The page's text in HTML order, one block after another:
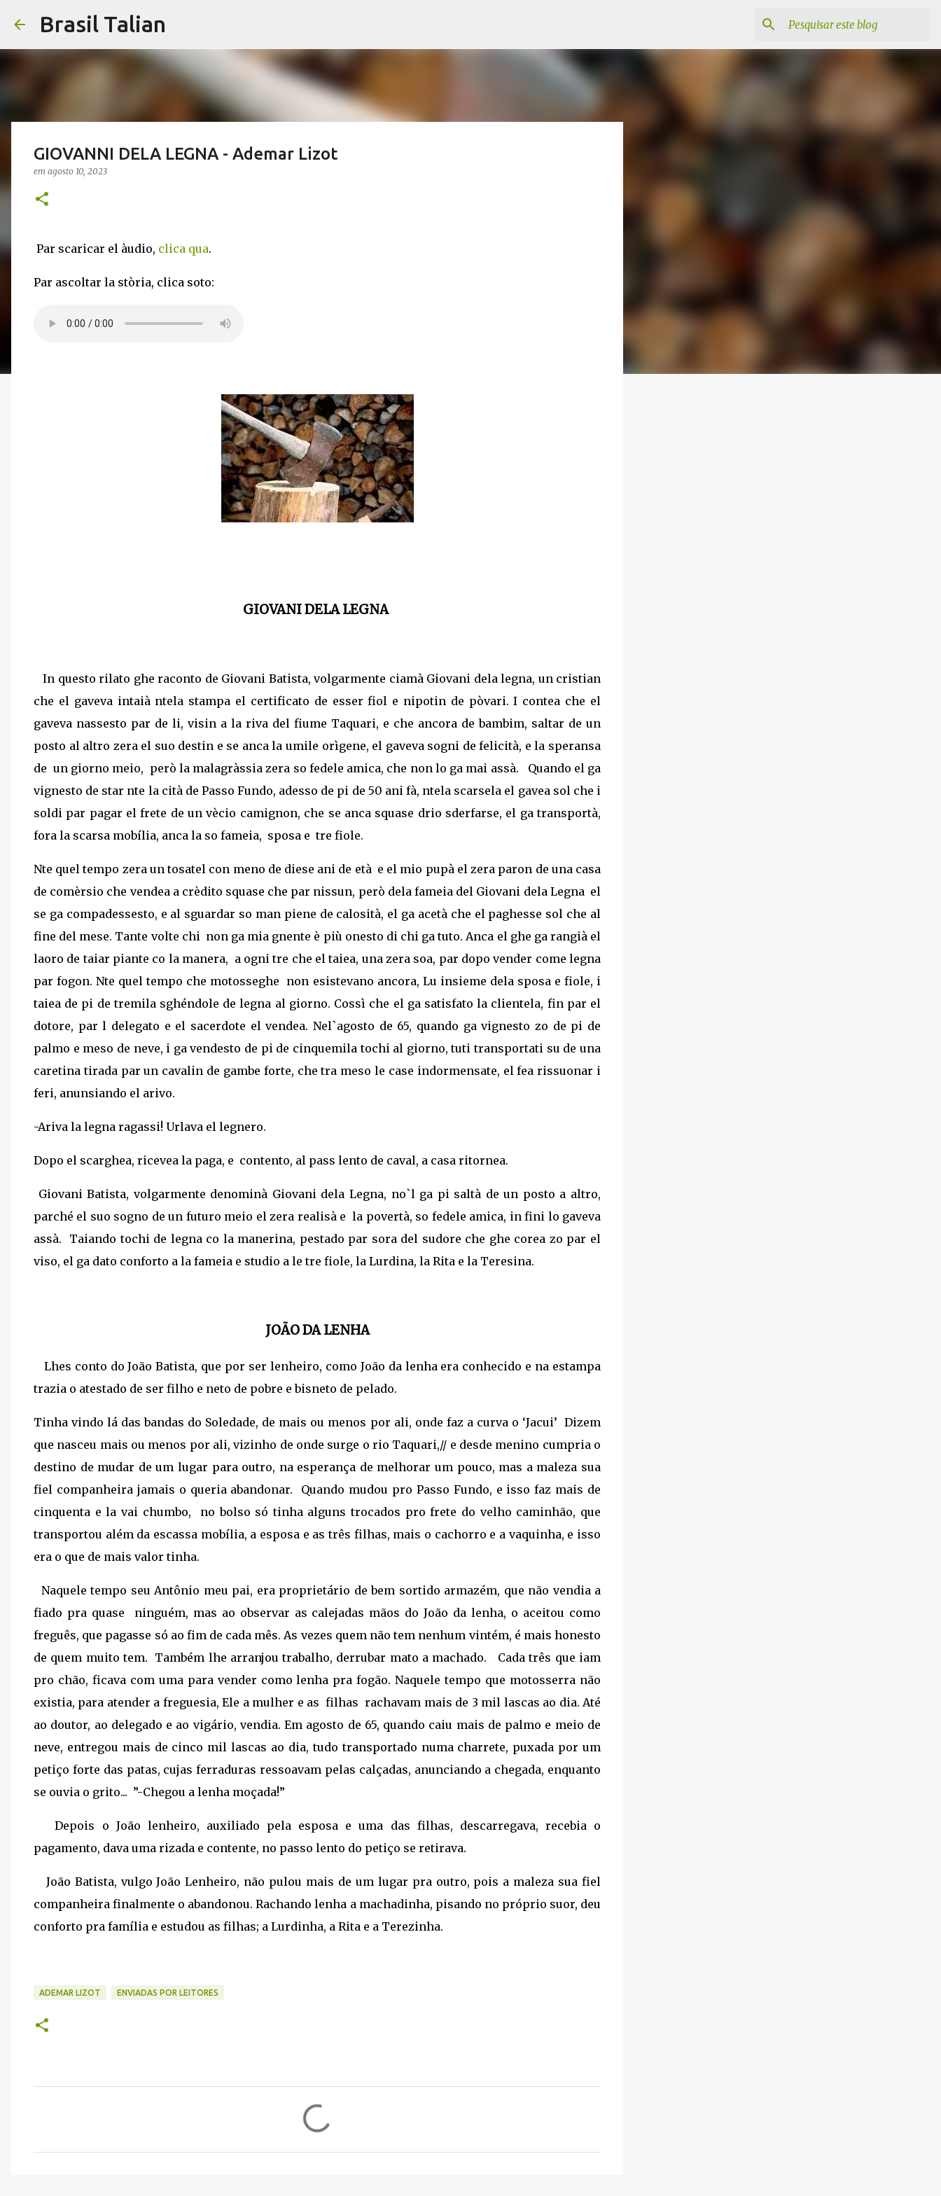
Brasil Talian
GIOVANNI DELA LEGNA - Ademar Lizot
em agosto 10, 2023
Par scaricar el àudio, clica qua.
Par ascoltar la stòria, clica soto:
GIOVANI DELA LEGNA
In questo rilato ghe raconto de Giovani Batista, volgarmente ciamà Giovani dela legna, un cristian
che el gaveva intaià ntela stampa el certificato de esser fiol e nipotin de pòvari. I contea che el
gaveva nassesto par de li, visin a la riva del fiume Taquari, e che ancora de bambim, saltar de un
posto al altro zera el suo destin e se anca la umile orìgene, el gaveva sogni de felicità, e la speransa
de un giorno meio, però la malagràssia zera so fedele amica, che non lo ga mai assà.
Quando el ga
vignesto de star nte la cità de Passo Fundo, adesso de pi de 50 ani fà, ntela scarsela el gavea sol che i
soldi par pagar el frete de un vècio camignon, che se anca squase drio sderfarse, el ga transportà,
fora la scarsa mobília, anca la so fameia, sposa e tre fiole.
Nte quel tempo zera un tosatel con meno de diese ani de età e el mio pupà el zera paron de una casa
de comèrsio che vendea a crèdito squase che par nissun, però dela fameia del Giovani dela Legna el
se ga compadessesto, e al sguardar so man piene de calosità, el ga acetà che el paghesse sol che al
fine del mese. Tante volte chi non ga mia gnente è più onesto di chi ga tuto. Anca el ghe ga rangià el
laoro de taiar piante co la manera, a ogni tre che el taiea, una zera soa, par dopo vender come legna
par fogon. Nte quel tempo che motosseghe non esistevano ancora, Lu insieme dela sposa e fiole, i
taiea de pi de tremila sghéndole de legna al giorno. Cossì che el ga satisfato la clientela, fin par el
dotore, par l delegato e el sacerdote el vendea. Nel`agosto de 65, quando ga vignesto zo de pi de
palmo e meso de neve, i ga vendesto de pi de cinquemila tochi al giorno, tuti transportati su de una
caretina tirada par un cavalin de gambe forte, che tra meso le case indormensate, el fea rissuonar i
feri, anunsiando el arivo.
-Ariva la legna ragassi! Urlava el legnero.
Dopo el scarghea, ricevea la paga, e contento, al pass lento de caval, a casa ritornea.
Giovani Batista, volgarmente denominà Giovani dela Legna, no`l ga pi saltà de un posto a altro,
parché el suo sogno de un futuro meio el zera realisà e la povertà, so fedele amica, in fini lo gaveva
assà.
Taiando tochi de legna co la manerina, pestado par sora del sudore che ghe corea zo par el
viso, el ga dato conforto a la fameia e studio a le tre fiole, la Lurdina, la Rita e la Teresina.
JOÃO DA LENHA
Lhes conto do João Batista, que por ser lenheiro, como João da lenha era conhecido e na estampa
trazia o atestado de ser filho e neto de pobre e bisneto de pelado.
Tinha vindo lá das bandas do Soledade, de mais ou menos por ali, onde faz a curva o ‘Jacui’ Dizem
que nasceu mais ou menos por ali, vizinho de onde surge o rio Taquari,// e desde menino cumpria o
destino de mudar de um lugar para outro, na esperança de melhorar um pouco, mas a maleza sua
fiel companheira jamais o queria abandonar. Quando mudou pro Passo Fundo, e isso faz mais de
cinquenta e la vai chumbo, no bolso só tinha alguns trocados pro frete do velho caminhão, que
transportou além da escassa mobília, a esposa e as três filhas, mais o cachorro e a vaquinha, e isso
era o que de mais valor tinha.
Naquele tempo seu Antônio meu pai, era proprietário de bem sortido armazém, que não vendia a
fiado pra quase ninguém, mas ao observar as calejadas mãos do João da lenha, o aceitou como
freguês, que pagasse só ao fim de cada mês. As vezes quem não tem nenhum vintém, é mais honesto
de quem muito tem. Também lhe arranjou trabalho, derrubar mato a machado. Cada três que iam
pro chão, ficava com uma para vender como lenha pra fogão. Naquele tempo que motosserra não
existia, para atender a freguesia, Ele a mulher e as filhas rachavam mais de 3 mil lascas ao dia. Até
ao doutor, ao delegado e ao vigário, vendia. Em agosto de 65, quando caiu mais de palmo e meio de
neve, entregou mais de cinco mil lascas ao dia, tudo transportado numa charrete, puxada por um
petiço forte das patas, cujas ferraduras ressoavam pelas calçadas, anunciando a chegada, enquanto
se ouvia o grito... ”-Chegou a lenha moçada!”
Depois o João lenheiro, auxiliado pela esposa e uma das filhas, descarregava, recebia o
pagamento, dava uma rizada e contente, no passo lento do petiço se retirava.
João Batista, vulgo João Lenheiro, não pulou mais de um lugar pra outro, pois a maleza sua fiel
companheira finalmente o abandonou. Rachando lenha a machadinha, pisando no próprio suor, deu
conforto pra família e estudou as filhas; a Lurdinha, a Rita e a Terezinha.
ADEMAR LIZOT ENVIADAS POR LEITORES